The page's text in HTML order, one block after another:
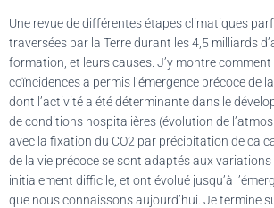
Une revue de différentes étapes climatiques
traversées par la Terre durant les 4,5 milliards
formation, et leurs causes. J’y montre
coïncidences a permis l’émergence précoce de
dont l’activité a été déterminante dans le
de conditions hospitalières (évolution de
avec la fixation du CO2 par précipitation de
de la vie précoce se sont adaptés aux variations
initialement difficile, et ont évolué jusqu’à
que nous connaissons aujourd’hui. Je termine